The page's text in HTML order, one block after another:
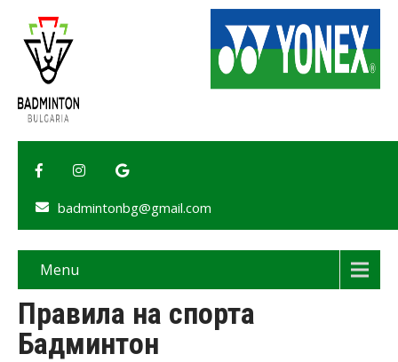
badmintonbg@gmail.com
Menu
Правила на спорта
Бадминтон